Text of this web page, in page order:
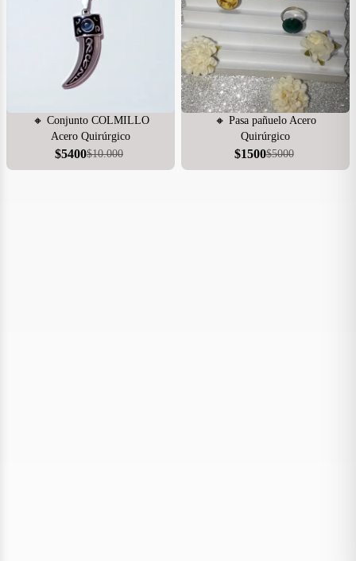
🔸 Conjunto COLMILLO
Acero Quirúrgico
$5400$10.000
🔸 Pasa pañuelo Acero
Quirúrgico
$1500$5000